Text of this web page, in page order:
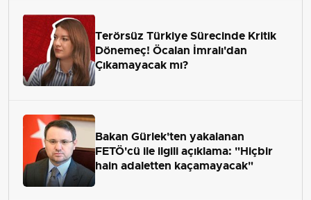
Terörsüz Türkiye Sürecinde Kritik
Dönemeç! Öcalan İmralı'dan
Çıkamayacak mı?
Bakan Gürlek'ten yakalanan
FETÖ'cü ile ilgili açıklama: "Hiçbir
hain adaletten kaçamayacak"